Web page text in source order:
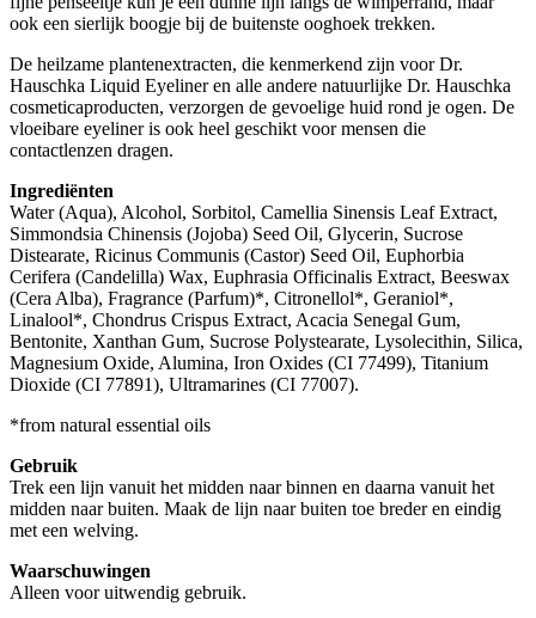
ook een sierlijk boogje bij de buitenste ooghoek trekken.
De heilzame plantenextracten, die kenmerkend zijn voor Dr.
Hauschka Liquid Eyeliner en alle andere natuurlijke Dr. Hauschka
cosmeticaproducten, verzorgen de gevoelige huid rond je ogen. De
vloeibare eyeliner is ook heel geschikt voor mensen die
contactlenzen dragen.
Ingrediënten
Water (Aqua), Alcohol, Sorbitol, Camellia Sinensis Leaf Extract,
Simmondsia Chinensis (Jojoba) Seed Oil, Glycerin, Sucrose
Distearate, Ricinus Communis (Castor) Seed Oil, Euphorbia
Cerifera (Candelilla) Wax, Euphrasia Officinalis Extract, Beeswax
(Cera Alba), Fragrance (Parfum)*, Citronellol*, Geraniol*,
Linalool*, Chondrus Crispus Extract, Acacia Senegal Gum,
Bentonite, Xanthan Gum, Sucrose Polystearate, Lysolecithin, Silica,
Magnesium Oxide, Alumina, Iron Oxides (CI 77499), Titanium
Dioxide (CI 77891), Ultramarines (CI 77007).
*from natural essential oils
Gebruik
Trek een lijn vanuit het midden naar binnen en daarna vanuit het
midden naar buiten. Maak de lijn naar buiten toe breder en eindig
met een welving.
Waarschuwingen
Alleen voor uitwendig gebruik.